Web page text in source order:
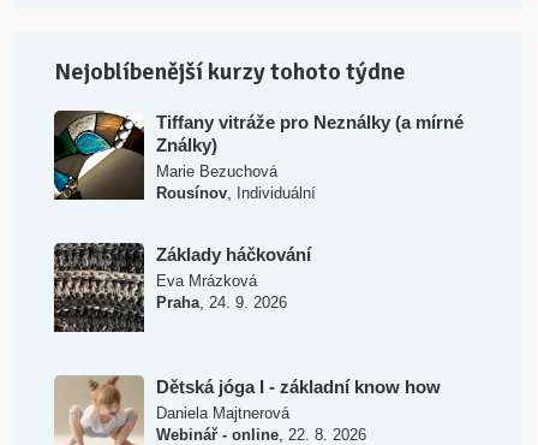
Nejoblíbenější kurzy tohoto týdne
Tiffany vitráže pro Neználky (a mírné
Ználky)
Marie Bezuchová
Rousínov, Individuální
Základy háčkování
Eva Mrázková
Praha, 24. 9. 2026
Dětská jóga I - základní know how
Daniela Majtnerová
Webinář - online, 22. 8. 2026